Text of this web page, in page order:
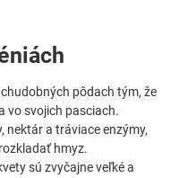
pôdach tým, že
vo svojich pasciach.
nektár a tráviace enzýmy,
hmyz.
sú zvyčajne veľké a